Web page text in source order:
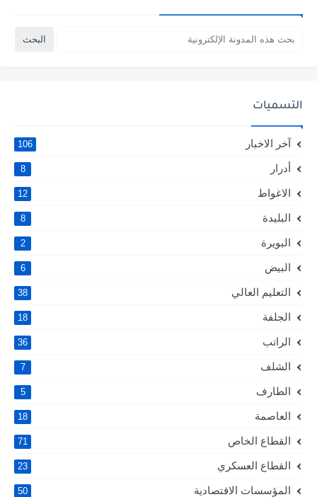
التسميات
آخر الاخبار 106
أدرار 8
الاغواط 12
البليدة 8
البويرة 2
البيض 6
التعليم العالي 38
الجلفة 18
الراتب 36
الشلف 7
الطارف 5
العاصمة 18
القطاع الخاص 71
القطاع العسكري 23
المؤسسات الاقتصادية 50